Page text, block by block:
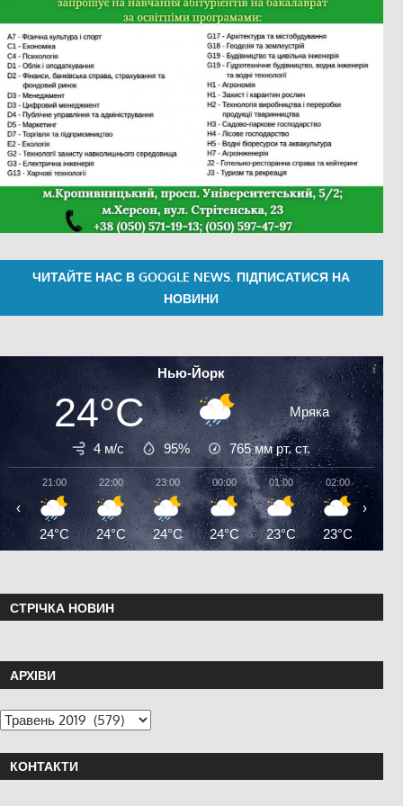
ЧИТАЙТЕ НАС В GOOGLE NEWS. ПІДПИСАТИСЯ НА
НОВИНИ
Нью-Йорк
24°C Мряка
4 м/с 95% 765мм рт. ст.
21:00
24°C
22:00
24°C
23:00
24°C
00:00
24°C
01:00
23°C
02:00
23°C
‹ ›
СТРІЧКА НОВИН
АРХІВИ
КОНТАКТИ